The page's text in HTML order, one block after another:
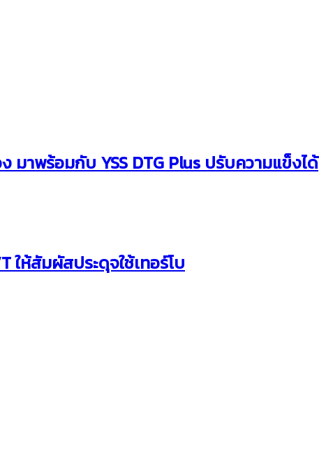
มาพร้อมกับ YSS DTG Plus ปรับความแข็งได้
ให้สัมผัสประดุจใช้เทอร์โบ